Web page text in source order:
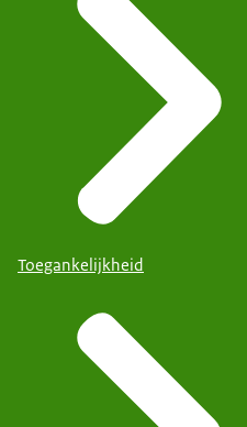
Toegankelijkheid